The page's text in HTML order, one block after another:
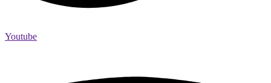
Youtube